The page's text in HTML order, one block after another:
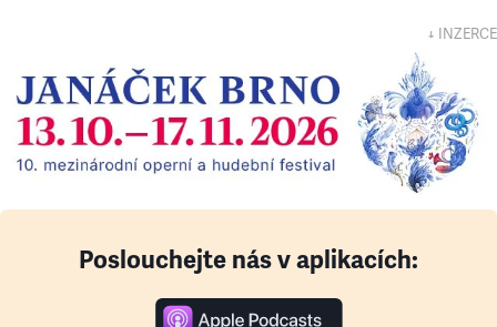
↓ INZERCE
Poslouchejte nás v aplikacích: